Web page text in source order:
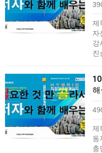
제
자
강
진
해
제
동
충